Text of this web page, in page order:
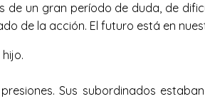
de un gran período de duda, de
de la acción. El futuro está en
Sus subordinados